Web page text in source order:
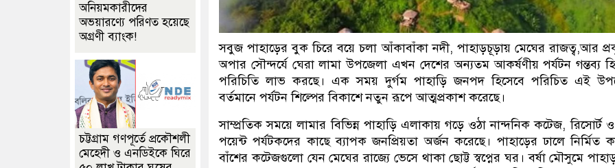
সবুজ পাহাড়ের বুক চিরে বয়ে চলা আঁকাবাঁকা নদী, পাহাড়চূড়ায় মেঘের রাজত্ব,আর
অপার সৌন্দর্যে ঘেরা লামা উপজেলা এখন দেশের অন্যতম আকর্ষণীয় পর্যটন গন্তব্য
পরিচিতি লাভ করছে। এক সময় দুর্গম পাহাড়ি জনপদ হিসেবে পরিচিত এই
বর্তমানে পর্যটন শিল্পের বিকাশে নতুন রূপে আত্মপ্রকাশ করেছে।
সাম্প্রতিক সময়ে লামার বিভিন্ন পাহাড়ি এলাকায় গড়ে ওঠা নান্দনিক কটেজ, রিসোর্ট
পয়েন্ট পর্যটকদের কাছে ব্যাপক জনপ্রিয়তা অর্জন করেছে। পাহাড়ের ঢালে নির্মিত
বাঁশের কটেজগুলো যেন মেঘের রাজ্যে ভেসে থাকা ছোট্ট স্বপ্নের ঘর। বর্ষা মৌসুমে
অনিয়মকারীদের
অভয়ারণ্যে পরিণত হয়েছে
অগ্রণী ব্যাংক!
চট্টগ্রাম গণপূর্তে প্রকৌশলী
মেহেদী ও এনডিইকে ঘিরে